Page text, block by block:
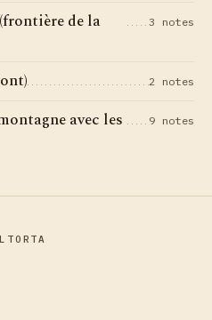
de la
3 notes
2 notes
avec les
9 notes